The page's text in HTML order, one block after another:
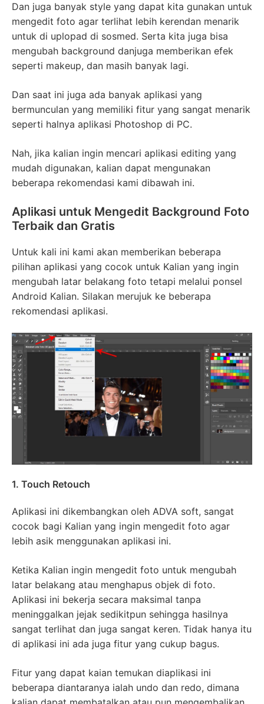
Dan juga banyak style yang dapat kita gunakan untuk
mengedit foto agar terlihat lebih kerendan menarik
untuk di uplopad di sosmed. Serta kita juga bisa
mengubah background danjuga memberikan efek
seperti makeup, dan masih banyak lagi.
Dan saat ini juga ada banyak aplikasi yang
bermunculan yang memiliki fitur yang sangat menarik
seperti halnya aplikasi Photoshop di PC.
Nah, jika kalian ingin mencari aplikasi editing yang
mudah digunakan, kalian dapat mengunakan
beberapa rekomendasi kami dibawah ini.
Aplikasi untuk Mengedit Background Foto
Terbaik dan Gratis
Untuk kali ini kami akan memberikan beberapa
pilihan aplikasi yang cocok untuk Kalian yang ingin
mengubah latar belakang foto tetapi melalui ponsel
Android Kalian. Silakan merujuk ke beberapa
rekomendasi aplikasi.
1. Touch Retouch
Aplikasi ini dikembangkan oleh ADVA soft, sangat
cocok bagi Kalian yang ingin mengedit foto agar
lebih asik menggunakan aplikasi ini.
Ketika Kalian ingin mengedit foto untuk mengubah
latar belakang atau menghapus objek di foto.
Aplikasi ini bekerja secara maksimal tanpa
meninggalkan jejak sedikitpun sehingga hasilnya
sangat terlihat dan juga sangat keren. Tidak hanya itu
di aplikasi ini ada juga fitur yang cukup bagus.
Fitur yang dapat kaian temukan diaplikasi ini
beberapa diantaranya ialah undo dan redo, dimana